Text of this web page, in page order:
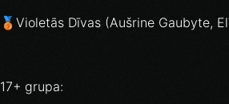
🥉Violetās Dīvas (Aušrine Gaubyte,
17+ grupa: